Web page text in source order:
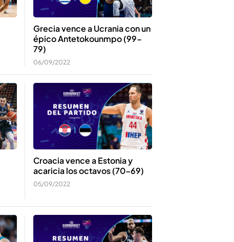
Grecia vence a Ucrania con un
épico Antetokounmpo (99-
79)
06/09/2022
Croacia vence a Estonia y
acaricia los octavos (70-69)
05/09/2022